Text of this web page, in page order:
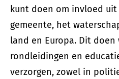
kunt doen om invloed
gemeente, het
land en Europa. Dit
rondleidingen en
verzorgen, zowel in